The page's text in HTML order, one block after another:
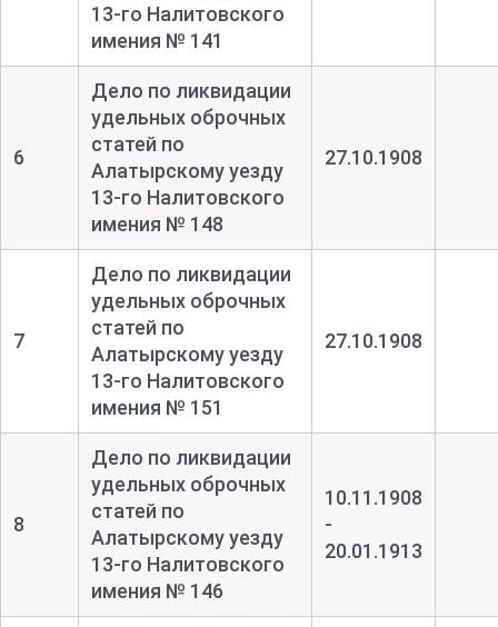
13-го Налитовского
имения № 141
6
Дело по ликвидации
удельных оброчных
статей по
Алатырскому уезду
13-го Налитовского
имения № 148
27.10.1908
7
Дело по ликвидации
удельных оброчных
статей по
Алатырскому уезду
13-го Налитовского
имения № 151
27.10.1908
8
Дело по ликвидации
удельных оброчных
статей по
Алатырскому уезду
13-го Налитовского
имения № 146
10.11.1908
-
20.01.1913